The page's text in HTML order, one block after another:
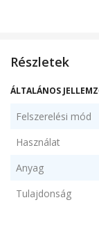
Részletek
ÁLTALÁNOS
Felszerelési mód
Használat
Anyag
Tulajdonság